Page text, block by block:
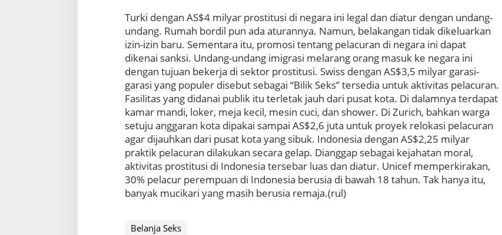
Turki dengan AS$4 milyar prostitusi di negara ini legal dan diatur dengan undang-
undang. Rumah bordil pun ada aturannya. Namun, belakangan tidak dikeluarkan
izin-izin baru. Sementara itu, promosi tentang pelacuran di negara ini dapat
dikenai sanksi. Undang-undang imigrasi melarang orang masuk ke negara ini
dengan tujuan bekerja di sektor prostitusi. Swiss dengan AS$3,5 milyar garasi-
garasi yang populer disebut sebagai “Bilik Seks” tersedia untuk aktivitas pelacuran.
Fasilitas yang didanai publik itu terletak jauh dari pusat kota. Di dalamnya terdapat
kamar mandi, loker, meja kecil, mesin cuci, dan shower. Di Zurich, bahkan warga
setuju anggaran kota dipakai sampai AS$2,6 juta untuk proyek relokasi pelacuran
agar dijauhkan dari pusat kota yang sibuk. Indonesia dengan AS$2,25 milyar
praktik pelacuran dilakukan secara gelap. Dianggap sebagai kejahatan moral,
aktivitas prostitusi di Indonesia tersebar luas dan diatur. Unicef memperkirakan,
30% pelacur perempuan di Indonesia berusia di bawah 18 tahun. Tak hanya itu,
banyak mucikari yang masih berusia remaja.(rul)
Belanja Seks